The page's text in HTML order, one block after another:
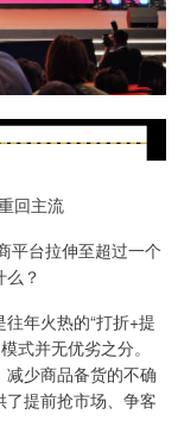
回主流
平台拉伸至超过一个
？
年火热的“打折+提
式并无优劣之分。
少商品备货的不确
提前抢市场、争客